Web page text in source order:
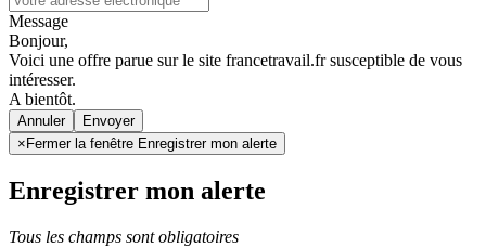
Message
Bonjour,
Voici une offre parue sur le site francetravail.fr susceptible de vous
intéresser.
A bientôt.
Annuler
× Fermer la fenêtre Enregistrer mon alerte
Enregistrer mon alerte
Tous les champs sont obligatoires